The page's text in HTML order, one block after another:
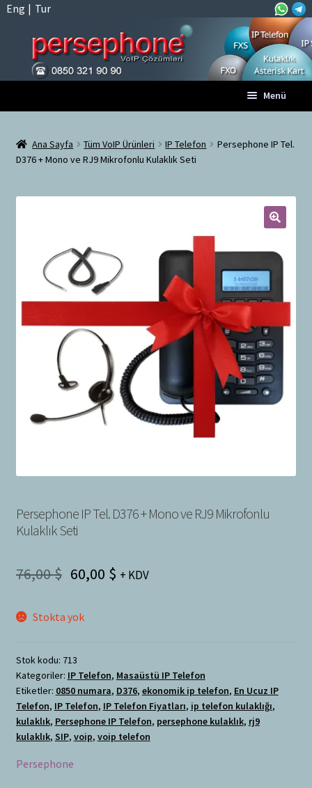
Eng | Tur
Menü
Tüm VoIP Ürünleri
t
m
e
n
ü
n
i
ş
l
Hesabım
Ödeme
Ana Sayfa Tüm VoIP Ürünleri IP Telefon
Persephone IP Tel.
D376 + Mono ve RJ9 Mikrofonlu Kulaklık Seti
Persephone IP Tel. D376 + Mono ve RJ9 Mikrofonlu
Kulaklık Seti
76,00$ 60,00 $ + KDV
Stokta yok
Stok kodu: 713
Kategoriler: IP Telefon, Masaüstü IP Telefon
Etiketler: 0850 numara, D376, ekonomik ip telefon, En Ucuz IP
Telefon, IP Telefon, IP Telefon Fiyatları, ip telefon kulaklığı,
kulaklık, Persephone IP Telefon, persephone kulaklık, rj9
kulaklık, SIP, voip, voip telefon
Persephone